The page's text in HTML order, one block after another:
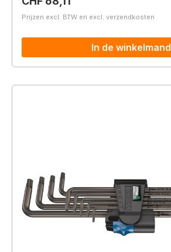
Prijzen excl. BTW en excl. verzendkosten
In de winkelmand